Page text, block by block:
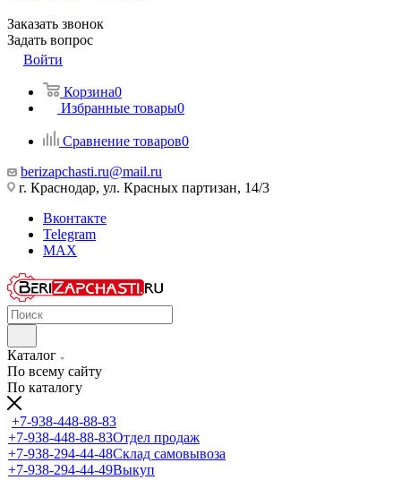
Заказать звонок
Задать вопрос
Войти
Корзина0
Избранные товары0
Сравнение товаров0
berizapchasti.ru@mail.ru
г. Краснодар, ул. Красных партизан, 14/3
Вконтакте
Telegram
MAX
Каталог
По всему сайту
По каталогу
+7-938-448-88-83
+7-938-448-88-83Отдел продаж
+7-938-294-44-48Склад самовывоза
+7-938-294-44-49Выкуп